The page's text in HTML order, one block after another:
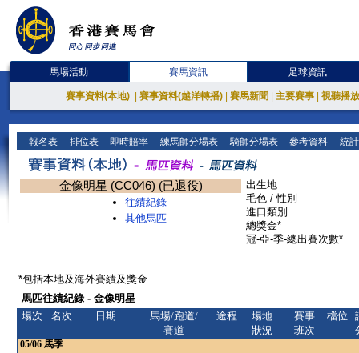
馬場活動 賽馬資訊 足球資訊
賽事資料(本地) 賽事資料(越洋轉播) 賽馬新聞 主要賽事 視聽播
報名表 排位表 即時賠率 練馬師分場表 騎師分場表 參考資料 統
金像明星 (CC046) (已退役)
往績紀錄
其他馬匹
出生地
毛色 / 性別
進口類別
總獎金*
冠-亞-季-總出賽次數*
*包括本地及海外賽績及獎金
馬匹往績紀錄 - 金像明星
場次
名次 日期
馬場/跑道/
賽道
途程
場地
狀況
賽事
班次
檔位
05/06 馬季